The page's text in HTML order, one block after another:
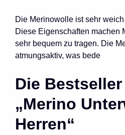
Die Merinowolle ist sehr
Diese Eigenschaften machen
sehr bequem zu tragen. Die
atmungsaktiv, was bede
Die
„Merino
Herren“